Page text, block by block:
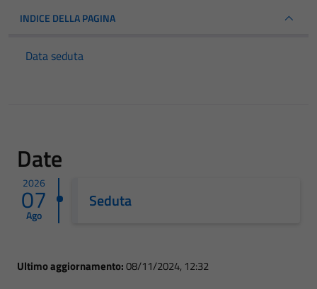
INDICE DELLA PAGINA
Data seduta
Date
2026
07
Ago
Seduta
Ultimo aggiornamento:08/11/2024, 12:32